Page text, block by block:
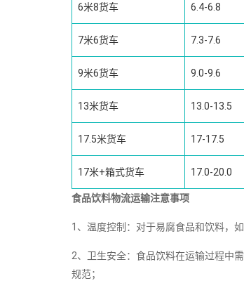
6米8货车 6.4-6.8
7米6货车 7.3-7.6
9米6货车 9.0-9.6
13米货车 13.0-13.5
17.5米货车 17-17.5
17米+箱式货车 17.0-20.0
食品饮料物流运输注意事项
1、温度控制：对于易腐食品和饮料，
2、卫生安全：食品饮料在运输过程中
规范；